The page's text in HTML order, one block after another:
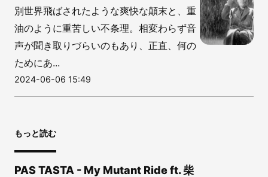
別世界飛ばされたような爽快な顛末と、重
油のように重苦しい不条理。相変わらず音
声が聞き取りづらいのもあり、正直、何の
ためにあ...
2024-06-06 15:49
もっと読む
PAS TASTA - My Mutant Ride ft. 柴